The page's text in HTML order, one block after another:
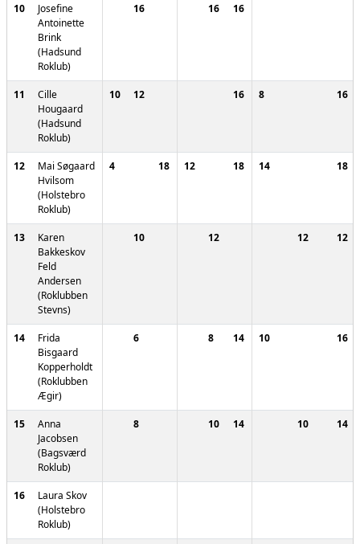
10
Josefine
Antoinette
Brink
(Hadsund
Roklub)
16 16 16
11
Cille
Hougaard
(Hadsund
Roklub)
10 12 16 8 16
12
Mai Søgaard
Hvilsom
(Holstebro
Roklub)
4 18 12 18 14 18
13
Karen
Bakkeskov
Feld
Andersen
(Roklubben
Stevns)
10 12 12 12
14
Frida
Bisgaard
Kopperholdt
(Roklubben
Ægir)
6 8 14 10 16
15
Anna
Jacobsen
(Bagsværd
Roklub)
8 10 14 10 14
16
Laura Skov
(Holstebro
Roklub)